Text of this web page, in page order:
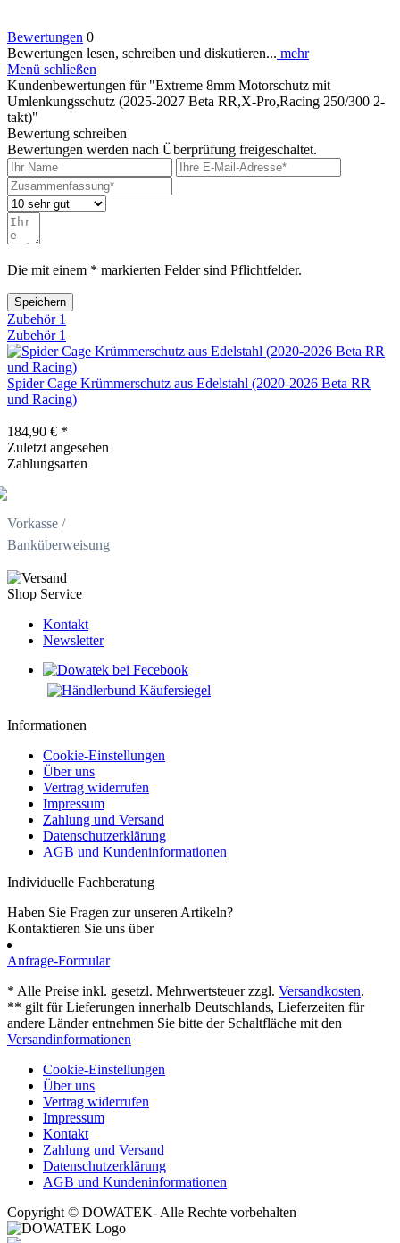
Bewertungen 0
Bewertungen lesen, schreiben und diskutieren... mehr
Menü schließen
Kundenbewertungen für "Extreme 8mm Motorschutz mit
Umlenkungsschutz (2025-2027 Beta RR,X-Pro,Racing 250/300 2-
takt)"
Bewertung schreiben
Bewertungen werden nach Überprüfung freigeschaltet.
Die mit einem * markierten Felder sind Pflichtfelder.
Speichern
Zubehör 1
Zubehör 1
Spider Cage Krümmerschutz aus Edelstahl (2020-2026 Beta RR
und Racing)
184,90 € *
Zuletzt angesehen
Zahlungsarten
Vorkasse /
Banküberweisung
Shop Service
Kontakt
Newsletter
Informationen
Cookie-Einstellungen
Über uns
Vertrag widerrufen
Impressum
Zahlung und Versand
Datenschutzerklärung
AGB und Kundeninformationen
Individuelle Fachberatung
Haben Sie Fragen zur unseren Artikeln?
Kontaktieren Sie uns über
Anfrage-Formular
* Alle Preise inkl. gesetzl. Mehrwertsteuer zzgl. Versandkosten.
** gilt für Lieferungen innerhalb Deutschlands, Lieferzeiten für
andere Länder entnehmen Sie bitte der Schaltfläche mit den
Versandinformationen
Cookie-Einstellungen
Über uns
Vertrag widerrufen
Impressum
Kontakt
Zahlung und Versand
Datenschutzerklärung
AGB und Kundeninformationen
Copyright © DOWATEK- Alle Rechte vorbehalten